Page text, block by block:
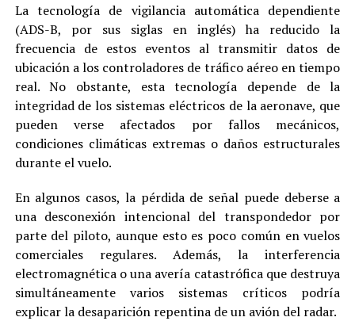
La tecnología de vigilancia automática dependiente
(ADS-B, por sus siglas en inglés) ha reducido la
frecuencia de estos eventos al transmitir datos de
ubicación a los controladores de tráfico aéreo en tiempo
real. No obstante, esta tecnología depende de la
integridad de los sistemas eléctricos de la aeronave, que
pueden verse afectados por fallos mecánicos,
condiciones climáticas extremas o daños estructurales
durante el vuelo.
En algunos casos, la pérdida de señal puede deberse a
una desconexión intencional del transpondedor por
parte del piloto, aunque esto es poco común en vuelos
comerciales regulares. Además, la interferencia
electromagnética o una avería catastrófica que destruya
simultáneamente varios sistemas críticos podría
explicar la desaparición repentina de un avión del radar.